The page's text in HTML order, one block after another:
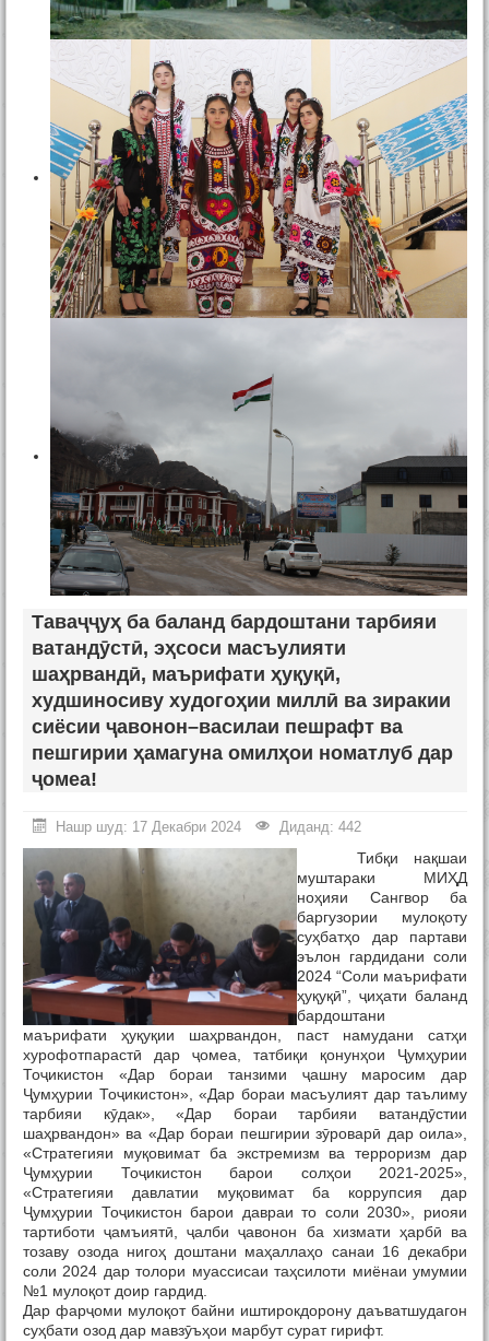
Таваҷҷуҳ ба баланд бардоштани тарбияи
ватандӯстӣ, эҳсоси масъулияти
шаҳрвандӣ, маърифати ҳуқуқӣ,
худшиносиву худогоҳии миллӣ ва зиракии
сиёсии ҷавонон–василаи пешрафт ва
пешгирии ҳамагуна омилҳои номатлуб дар
ҷомеа!
Нашр шуд: 17 Декабри 2024 Диданд: 442
Тибқи нақшаи
муштараки МИҲД
ноҳияи Сангвор ба
баргузории мулоқоту
суҳбатҳо дар партави
эълон гардидани соли
2024 “Соли маърифати
ҳуқуқӣ”, ҷиҳати баланд
бардоштани
маърифати ҳуқуқии шаҳрвандон, паст намудани сатҳи
хурофотпарастӣ дар ҷомеа, татбиқи қонунҳои Ҷумҳурии
Тоҷикистон «Дар бораи танзими ҷашну маросим дар
Ҷумҳурии Тоҷикистон», «Дар бораи масъулият дар таълиму
тарбияи кӯдак», «Дар бораи тарбияи ватандӯстии
шаҳрвандон» ва «Дар бораи пешгирии зӯроварӣ дар оила»,
«Стратегияи муқовимат ба экстремизм ва терроризм дар
Ҷумҳурии Тоҷикистон барои солҳои 2021-2025»,
«Стратегияи давлатии муқовимат ба коррупсия дар
Ҷумҳурии Тоҷикистон барои давраи то соли 2030», риояи
тартиботи ҷамъиятӣ, ҷалби ҷавонон ба хизмати ҳарбӣ ва
тозаву озода нигоҳ доштани маҳаллаҳо санаи 16 декабри
соли 2024 дар толори муассисаи таҳсилоти миёнаи умумии
№1 мулоқот доир гардид.
Дар фарҷоми мулоқот байни иштирокдорону даъватшудагон
суҳбати озод дар мавзӯъҳои марбут сурат гирифт.